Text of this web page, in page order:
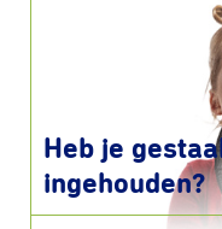
Heb je
ingehouden?